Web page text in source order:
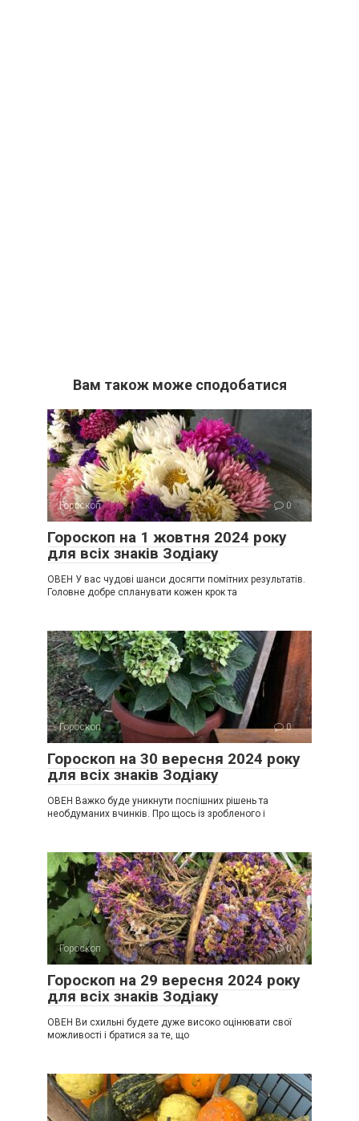
Вам також може сподобатися
Гороскоп 0
Гороскоп на 1 жовтня 2024 року
для всіх знаків Зодіаку
ОВЕН У вас чудові шанси досягти помітних результатів.
Головне добре спланувати кожен крок та
Гороскоп 0
Гороскоп на 30 вересня 2024 року
для всіх знаків Зодіаку
ОВЕН Важко буде уникнути поспішних рішень та
необдуманих вчинків. Про щось із зробленого і
Гороскоп 0
Гороскоп на 29 вересня 2024 року
для всіх знаків Зодіаку
ОВЕН Ви схильні будете дуже високо оцінювати свої
можливості і братися за те, що